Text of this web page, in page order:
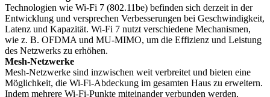
Technologien wie Wi-Fi 7 (802.11be) befinden sich derzeit in der
Entwicklung und versprechen Verbesserungen bei Geschwindigkeit,
Latenz und Kapazität. Wi-Fi 7 nutzt verschiedene Mechanismen,
wie z. B. OFDMA und MU-MIMO, um die Effizienz und Leistung
des Netzwerks zu erhöhen.
Mesh-Netzwerke
Mesh-Netzwerke sind inzwischen weit verbreitet und bieten eine
Möglichkeit, die Wi-Fi-Abdeckung im gesamten Haus zu erweitern.
Indem mehrere Wi-Fi-Punkte miteinander verbunden werden,